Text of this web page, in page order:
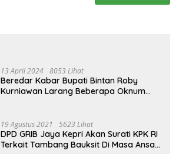
13 April 2024 8053 Lihat
Beredar Kabar Bupati Bintan Roby
Kurniawan Larang Beberapa Oknum
19 Agustus 2021 5623 Lihat
DPD GRIB Jaya Kepri Akan Surati KPK RI
Terkait Tambang Bauksit Di Masa Ansar